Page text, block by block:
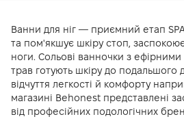
Ванни для ніг — приємний етап
та пом'якшує шкіру стоп,
ноги. Сольові ванночки з
трав готують шкіру до подальшого
відчуття легкості й комфорту
магазині Behonest представлені
від професійних подологічних